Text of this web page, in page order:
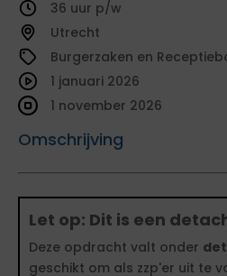
36
Utrecht
Burgerzaken en
Omschrijving
1 januari 2026
1 november 2026
Let op: Dit is een
Deze opdracht valt onder
geschikt om als zzp'er uit te